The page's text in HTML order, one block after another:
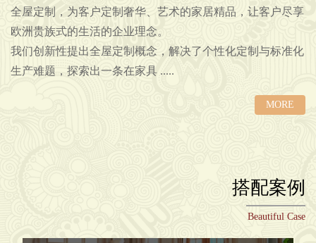
全屋定制，为客户定制奢华、艺术的家居精品，让客户尽享
欧洲贵族式的生活的企业理念。
我们创新性提出全屋定制概念，解决了个性化定制与标准化
生产难题，探索出一条在家具 .....
MORE
搭配案例
Beautiful Case